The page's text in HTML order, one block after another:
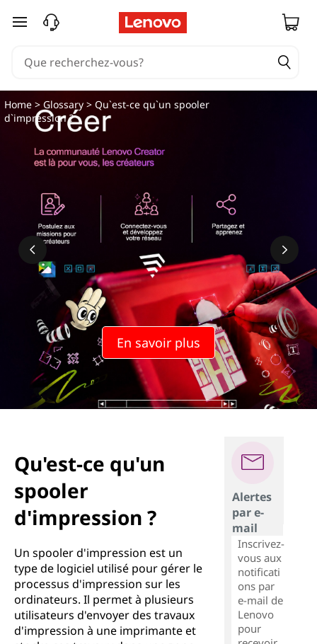
passer au contenu principal
En savoir plus
Home >Glossary > Qu`est-ce qu`un spooler
d`impression ?
Qu'est-ce qu'un
spooler
d'impression ?
Un spooler d'impression est un
type de logiciel utilisé pour gérer le
processus d'impression sur les
ordinateurs. Il permet à plusieurs
utilisateurs d'envoyer des travaux
d'impression à une imprimante et
Alertes
par e-
mail
Inscrivez-
vous aux
notificati
ons par
e-mail de
Lenovo
pour